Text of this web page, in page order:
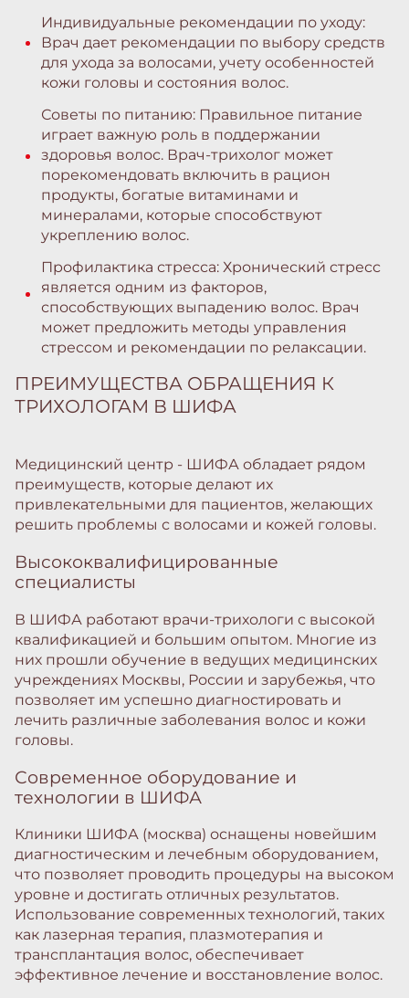
Индивидуальные рекомендации по уходу:
Врач дает рекомендации по выбору средств
для ухода за волосами, учету особенностей
кожи головы и состояния волос.
Советы по питанию: Правильное питание
играет важную роль в поддержании
здоровья волос. Врач-трихолог может
порекомендовать включить в рацион
продукты, богатые витаминами и
минералами, которые способствуют
укреплению волос.
Профилактика стресса: Хронический стресс
является одним из факторов,
способствующих выпадению волос. Врач
может предложить методы управления
стрессом и рекомендации по релаксации.
ПРЕИМУЩЕСТВА ОБРАЩЕНИЯ К
ТРИХОЛОГАМ В ШИФА
Медицинский центр - ШИФА обладает рядом
преимуществ, которые делают их
привлекательными для пациентов, желающих
решить проблемы с волосами и кожей головы.
Высококвалифицированные
специалисты
В ШИФА работают врачи-трихологи с высокой
квалификацией и большим опытом. Многие из
них прошли обучение в ведущих медицинских
учреждениях Москвы, России и зарубежья, что
позволяет им успешно диагностировать и
лечить различные заболевания волос и кожи
головы.
Современное оборудование и
технологии в ШИФА
Клиники ШИФА (москва) оснащены новейшим
диагностическим и лечебным оборудованием,
что позволяет проводить процедуры на высоком
уровне и достигать отличных результатов.
Использование современных технологий, таких
как лазерная терапия, плазмотерапия и
трансплантация волос, обеспечивает
эффективное лечение и восстановление волос.